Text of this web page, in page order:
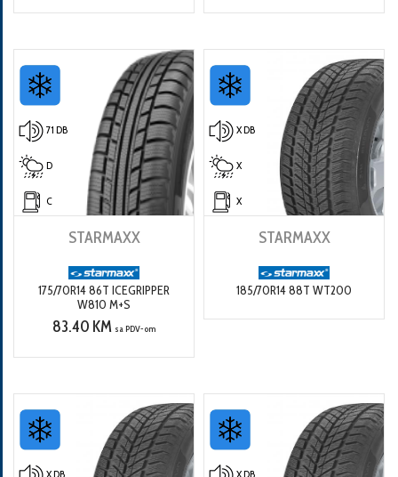
71 DB
D
C
STARMAXX
175/70R14 86T ICEGRIPPER
W810 M+S
83.40 KM sa PDV-om
X DB
X
X
STARMAXX
185/70R14 88T WT200
X DB X DB